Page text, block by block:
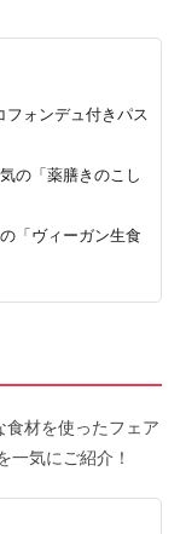
フォンデュ付きパス
の「薬膳きのこし
「ヴィーガン生食
材を使ったフェア
一気にご紹介！